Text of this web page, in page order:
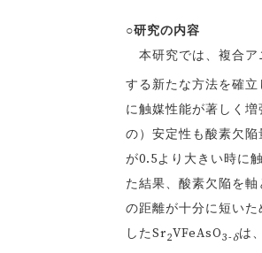
○研究の内容
本研究では、複合ア
する新たな方法を確
に触媒性能が著しく
の）安定性も酸素欠
が0.5より大きい時に
た結果、酸素欠陥を
の距離が十分に短い
したSr2VFeAsO3-δは